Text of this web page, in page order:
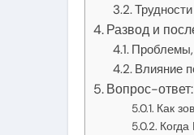
Развод и
Влияние
Вопрос-ответ:
Как